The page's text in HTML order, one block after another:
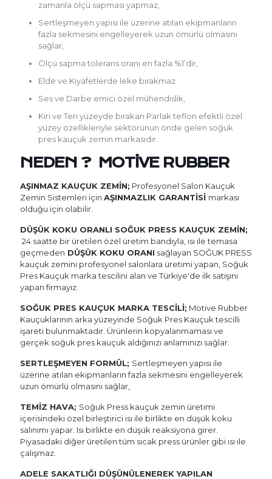
zamanla ölçü sapması yapmaz,
Sertleşmeyen yapısı ile üzerine atılan ekipmanların
fazla sekmesini engelleyerek uzun ömürlü olmasını
sağlar,
Ölçü sapma tolerans oranı en fazla %1’dir,
Elde ve Kıyafetlerde leke bırakmaz
Ses ve Darbe emici özel mühendislik,
Kiri ve Teri yüzeyde bırakan Parlak teflon efektli özel
yüzey özellikleriyle sektörünün önde gelen soğuk
pres kauçuk zemin markasıdır.
NEDEN ? MOTİVE RUBBER
AŞINMAZ KAUÇUK ZEMİN; Profesyonel Salon Kauçuk
Zemin Sistemleri için AŞINMAZLIK GARANTİSİ markası
olduğu için olabilir.
DÜŞÜK KOKU ORANLI SOĞUK PRESS KAUÇUK ZEMİN;
24 saatte bir üretilen özel üretim bandıyla, ısı ile temasa
geçmeden DÜŞÜK KOKU ORANI sağlayan SOĞUK PRESS
kauçuk zemini profesyonel salonlara üretimi yapan, Soğuk
Pres Kauçuk marka tescilini alan ve Türkiye'de ilk satışını
yapan firmayız.
SOĞUK PRES KAUÇUK MARKA TESCİLİ; Motive Rubber
Kauçuklarının arka yüzeyinde Soğuk Pres Kauçuk tescilli
işareti bulunmaktadır. Ürünlerin kopyalanmaması ve
gerçek soğuk pres kauçuk aldığınızı anlamınızı sağlar.
SERTLEŞMEYEN FORMÜL; Sertleşmeyen yapısı ile
üzerine atılan ekipmanların fazla sekmesini engelleyerek
uzun ömürlü olmasını sağlar,
TEMİZ HAVA; Soğuk Press kauçuk zemin üretimi
içerisindeki özel birleştirici ısı ile birlikte en düşük koku
salınımı yapar. Isı birlikte en düşük reaksiyona girer.
Piyasadaki diğer üretilen tüm sıcak press ürünler gibi ısı ile
çalışmaz.
ADELE SAKATLIĞI DÜŞÜNÜLENEREK YAPILAN